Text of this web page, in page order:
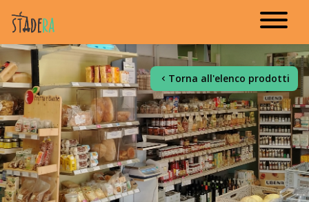
Torna all'elenco prodotti